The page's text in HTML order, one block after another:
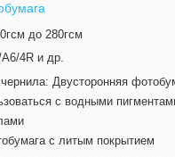
до 280гсм
4R и др.
Двусторонняя
с водными
с литым покрытием